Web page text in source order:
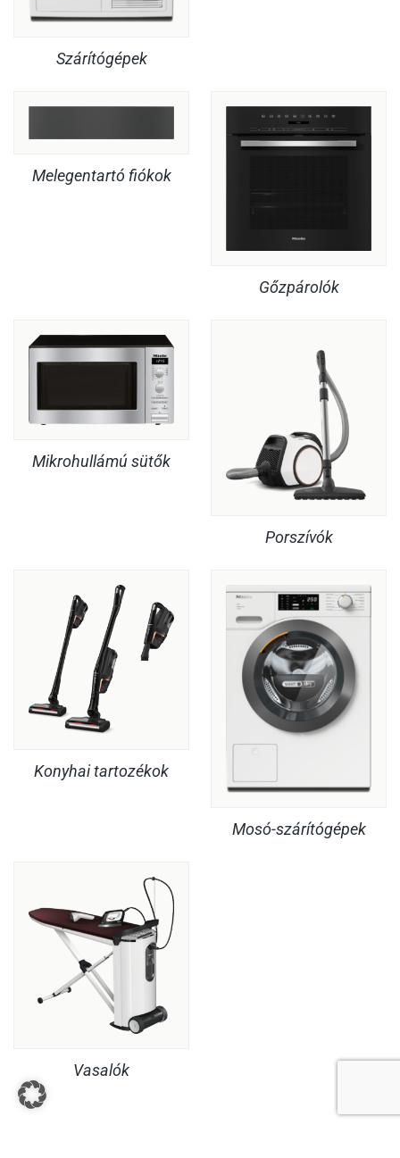
Szárítógépek
Melegentartó fiókok
Gőzpárolók
Mikrohullámú sütők
Porszívók
Konyhai tartozékok
Mosó-szárítógépek
Vasalók